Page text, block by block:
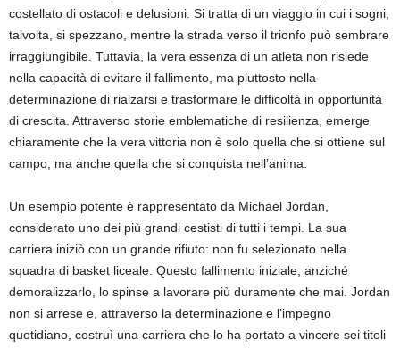
costellato di ostacoli e delusioni. Si tratta di un viaggio in cui i sogni,
talvolta, si spezzano, mentre la strada verso il trionfo può sembrare
irraggiungibile. Tuttavia, la vera essenza di un atleta non risiede
nella capacità di evitare il fallimento, ma piuttosto nella
determinazione di rialzarsi e trasformare le difficoltà in opportunità
di crescita. Attraverso storie emblematiche di resilienza, emerge
chiaramente che la vera vittoria non è solo quella che si ottiene sul
campo, ma anche quella che si conquista nell’anima.
Un esempio potente è rappresentato da Michael Jordan,
considerato uno dei più grandi cestisti di tutti i tempi. La sua
carriera iniziò con un grande rifiuto: non fu selezionato nella
squadra di basket liceale. Questo fallimento iniziale, anziché
demoralizzarlo, lo spinse a lavorare più duramente che mai. Jordan
non si arrese e, attraverso la determinazione e l’impegno
quotidiano, costruì una carriera che lo ha portato a vincere sei titoli